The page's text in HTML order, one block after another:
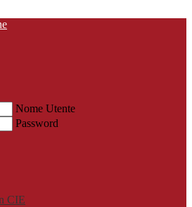
Nome Utente
Password
CIE